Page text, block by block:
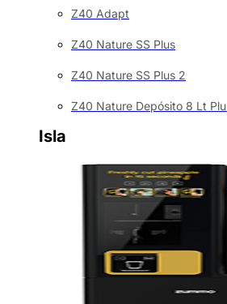
Z40 Adapt
Z40 Nature SS Plus
Z40 Nature SS Plus 2
Z40 Nature Depósito 8 Lt
Isla